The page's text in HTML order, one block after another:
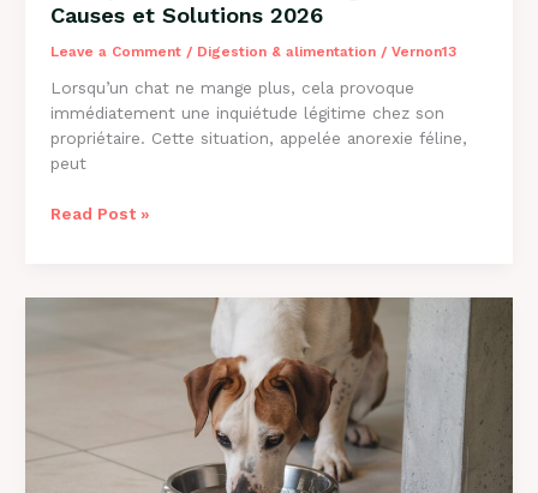
Causes et Solutions 2026
Leave a Comment / Digestion & alimentation/ Vernon13
Lorsqu’un chat ne mange plus, cela provoque
immédiatement une inquiétude légitime chez son
propriétaire. Cette situation, appelée anorexie féline,
peut
Pourquoi
Read Post »